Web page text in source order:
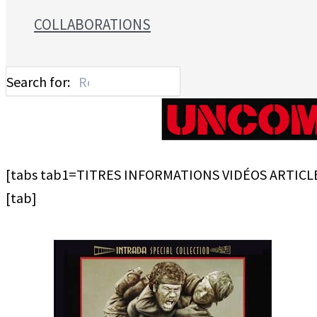
COLLABORATIONS
Search for:
[tabs tab1=TITRES INFORMATIONS VIDÉOS
[tab]